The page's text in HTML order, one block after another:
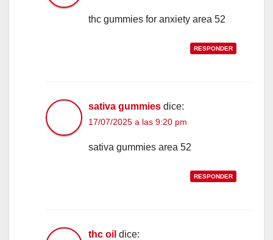
thc gummies for anxiety area 52
RESPONDER
sativa gummies dice:
17/07/2025 a las 9:20 pm
sativa gummies area 52
RESPONDER
thc oil dice: